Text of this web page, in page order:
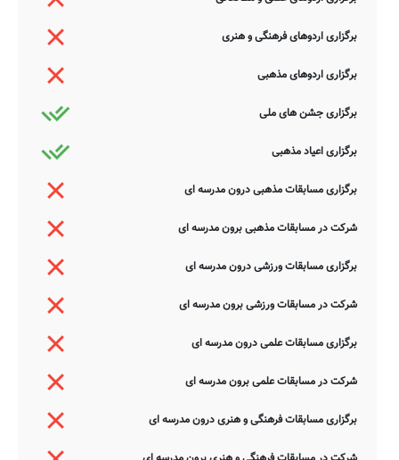
برگزاری اردوهای فرهنگی و هنری
برگزاری اردوهای مذهبی
برگزاری جشن های ملی
برگزاری اعیاد مذهبی
برگزاری مسابقات مذهبی درون مدرسه ای
شرکت در مسابقات مذهبی برون مدرسه ای
برگزاری مسابقات ورزشی درون مدرسه ای
شرکت در مسابقات ورزشی برون مدرسه ای
برگزاری مسابقات علمی درون مدرسه ای
شرکت در مسابقات علمی برون مدرسه ای
برگزاری مسابقات فرهنگی و هنری درون مدرسه ای